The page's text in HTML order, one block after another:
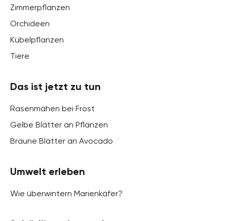
Zimmerpflanzen
Orchideen
Kübelpflanzen
Tiere
Das ist jetzt zu tun
Rasenmähen bei Frost
Gelbe Blätter an Pflanzen
Braune Blätter an Avocado
Umwelt erleben
Wie überwintern Marienkäfer?